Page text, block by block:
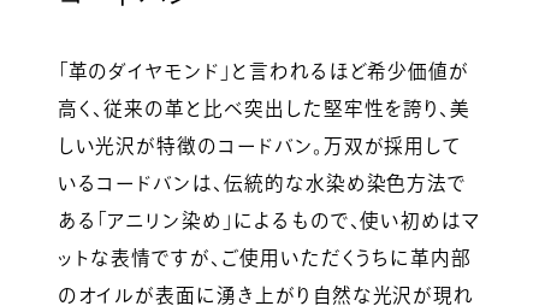
「革のダイヤモンド」と言われるほど希少価値が
高く、従来の革と比べ突出した堅牢性を誇り、美
しい光沢が特徴のコードバン。万双が採用して
いるコードバンは、伝統的な水染め染色方法で
ある「アニリン染め」によるもので、使い初めはマ
ットな表情ですが、ご使用いただくうちに革内部
のオイルが表面に湧き上がり自然な光沢が現れ